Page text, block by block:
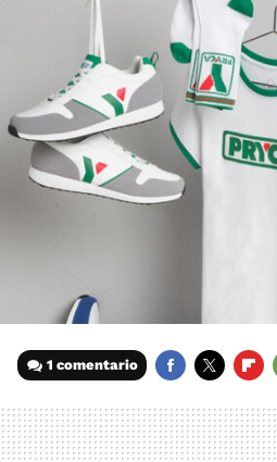
1 comentario